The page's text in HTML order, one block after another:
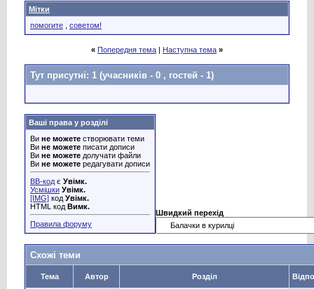
Мітки
помогите
советом!
« Попередня тема | Наступна тема »
Тут присутні: 1 (учасників - 0 , гостей - 1)
Ваші права у розділі
Ви не можете створювати теми
Ви не можете писати дописи
Ви не можете долучати файли
Ви не можете редагувати дописи
BB-код є Увімк.
Усмішки Увімк.
[IMG] код Увімк.
HTML код Вимк.
Правила форуму
Швидкий перехід
Схожі теми
Тема Автор Розділ